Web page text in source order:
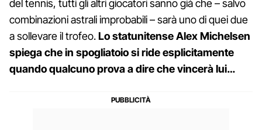
del tennis, tutti gli altri giocatori sanno già che – salvo
combinazioni astrali improbabili – sarà uno di quei due
a sollevare il trofeo.Lo statunitense Alex Michelsen
spiega che in spogliatoio si ride esplicitamente
quando qualcuno prova a dire che vincerà lui…